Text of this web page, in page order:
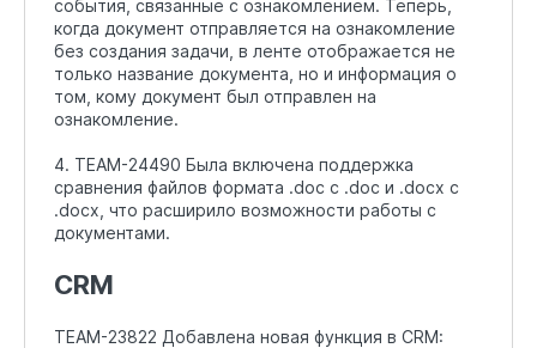
события, связанные с ознакомлением. Теперь,
когда документ отправляется на ознакомление
без создания задачи, в ленте отображается не
только название документа, но и информация о
том, кому документ был отправлен на
ознакомление.
4. TEAM-24490 Была включена поддержка
сравнения файлов формата .doc с .doc и .docx с
.docx, что расширило возможности работы с
документами.
CRM
TEAM-23822 Добавлена новая функция в CRM: